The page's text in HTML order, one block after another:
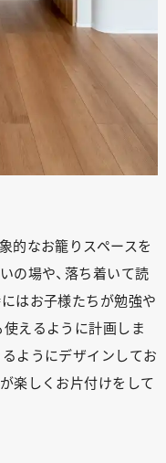
的なお籠りスペースを
の場や、落ち着いて読
はお子様たちが勉強や
えるように計画しま
ようにデザインしてお
楽しくお片付けをして